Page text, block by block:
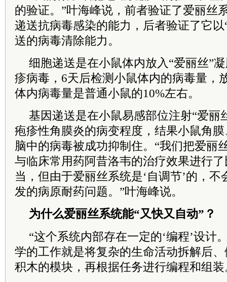
的验证。”叶海峰说，前者验证了爱丽丝
递送抗病毒感染的能力，后者验证了它
送的病毒清除能力。
细胞递送是在小鼠体内放入“爱丽丝”
疹病毒，6天后检测小鼠体内的病毒量，
体内病毒量是普通小鼠的10%左右。
基因递送是在小鼠易感部位注射“爱丽
疱疹性角膜炎的病变程度，结果小鼠角
脑中的病毒被成功抑制住。“我们把爱丽
与临床常用药阿昔洛韦的治疗效果进行
当，但由于爱丽丝系统是‘自调节’的，
发的病原耐药问题。”叶海峰说。
为什么爱丽丝系统能“又快又自动”？
“这个系统内部存在一定的‘编程’设计
学的工作就是将复杂的生命活动拆解后
积木的模块，再根据任务进行编程和组装